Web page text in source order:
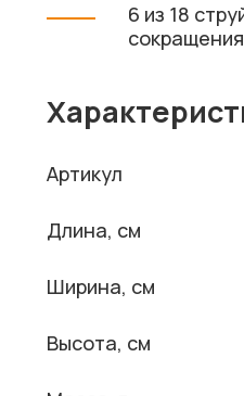
6 из 18
Артикул
Длина, см
Ширина, см
Высота, см